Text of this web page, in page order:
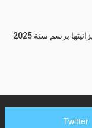
برسم سنة 2025
Twitter